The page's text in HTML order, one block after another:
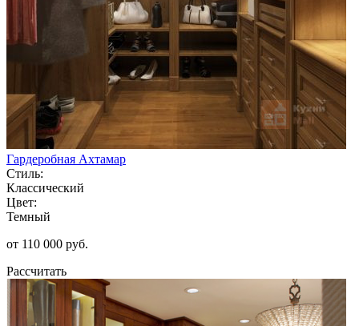
Гардеробная Ахтамар
Стиль:
Классический
Цвет:
Темный
от 110 000 руб.
Рассчитать